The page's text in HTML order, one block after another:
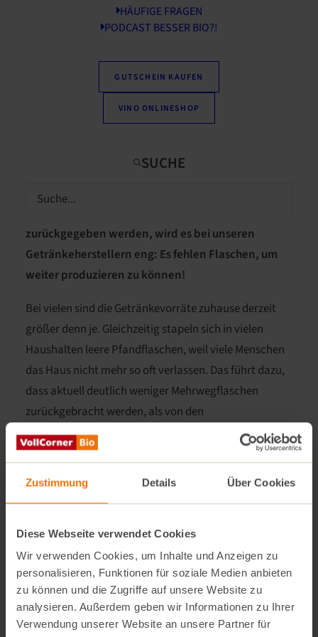
Zustimmung Details Über Cookies
Diese Webseite verwendet Cookies
Wir verwenden Cookies, um Inhalte und Anzeigen zu
personalisieren, Funktionen für soziale Medien anbieten
zu können und die Zugriffe auf unsere Website zu
analysieren. Außerdem geben wir Informationen zu Ihrer
Verwendung unserer Website an unsere Partner für
HÄUFIGE FRAGEN
PODCAST BESSER BIO?!
GUTSCHEIN KAUFEN
VINO ONLINESHOP
Unser Mehrweg-Pfandsystem funktioniert nur,
zurückgegeben werden, wird es bei unseren
Getränkeherstellern eng: Es fehlen Flaschen, um
weiter produzieren zu können!
Bei vielen sind die Getränkevorräte zuhause derzeit
größer denn je. Gleichzeitig stapeln sich in vielen
Haushalten leere Pfandflaschen, weil viele Menschen
das Haus nicht mehr so oft verlassen. Das führt dazu,
dass aktuell deutlich weniger Mehrwegflaschen
zurückgebracht werden, als von den
Getränkeherstellern gebraucht werden.
Egal ob Brauerei, Kelterei oder Wasserlieferant – alle
sind auf die Pfandrückgabe angewiesen, um Flaschen
wieder befüllen zu können. Mehrweg-Flaschen können
bis zu 50 mal befüllt werden, ehe sie eingeschmolzen
werden. Diese Zahl, wie auch Fehlmengen durch
Bruch, sind in den Berechnungen der
Getränkehersteller einkalkuliert.
Fehlen Flaschen in diesem Kreislauf, müssen diese in